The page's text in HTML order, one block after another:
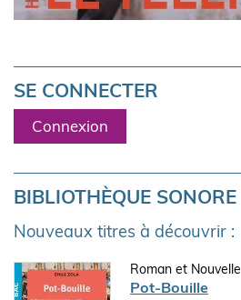
SE CONNECTER
Connexion
BIBLIOTHÈQUE SONORE
Nouveaux titres à découvrir :
Roman et Nouvelle
Pot-Bouille